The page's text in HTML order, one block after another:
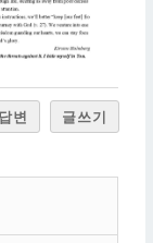
답변 글쓰기